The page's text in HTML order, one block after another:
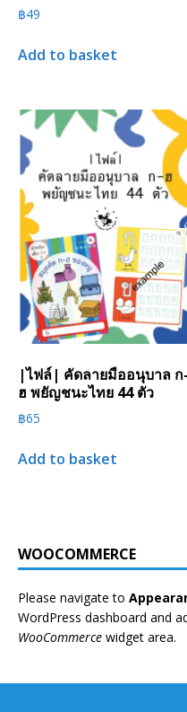
฿49
Add to basket
|ไฟล์| คัดลายมืออนุบาล ก-
ฮ พยัญชนะไทย 44 ตัว
฿65
Add to basket
WOOCOMMERCE
Please navigate to
WordPress dashboard and
WooCommerce widget area.